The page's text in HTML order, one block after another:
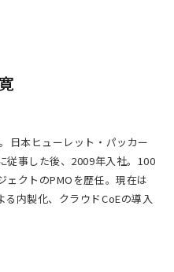
日本ヒューレット・パッカー
従事した後、2009年入社。100
ェクトのPMOを歴任。現在は
内製化、クラウドCoEの導入